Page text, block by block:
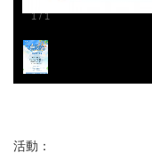
1/1
活動：